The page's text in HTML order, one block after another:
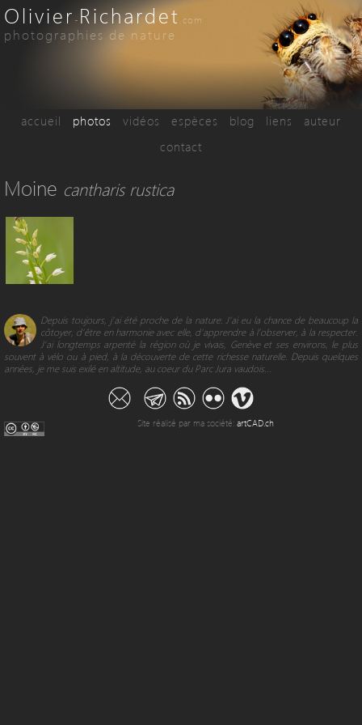
Olivier-Richardet .com
photographies de nature
accueil photos vidéos espèces blog liens
auteur
contact
Moine cantharis rustica
Depuis toujours, j’ai été proche de la nature. J’ai eu la chance de beaucoup la
côtoyer, d’être en harmonie avec elle, d'apprendre à l’observer, à la respecter.
J’ai longtemps arpenté la région où je vivais, Genève et ses environs, le plus
souvent à vélo ou à pied, à la découverte de cette richesse naturelle. Depuis quelques
années, je me suis exilé en altitude, au coeur du Parc Jura vaudois...
Site réalisé par ma société: artCAD.ch